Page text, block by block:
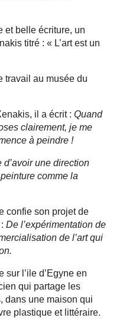
et belle écriture, un
titré : « L’art est un
travail au musée du
il a écrit : Quand
clairement, je me
à peindre !
une direction
comme la
confie son projet de
De l’expérimentation de
de l’art qui
sur l’ile d’Egyne en
qui partage les
dans une maison qui
plastique et littéraire.